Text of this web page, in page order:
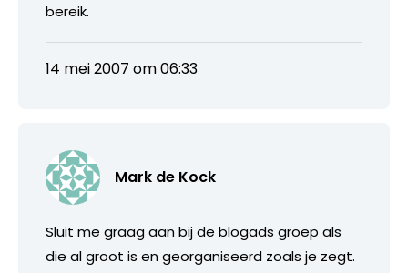
bereik.
14 mei 2007 om 06:33
Mark de Kock
Sluit me graag aan bij de blogads groep als
die al groot is en georganiseerd zoals je zegt.